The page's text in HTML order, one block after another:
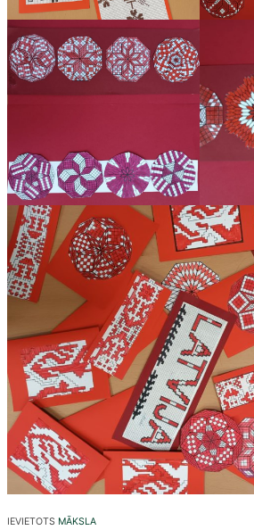
IEVIETOTS MĀKSLA